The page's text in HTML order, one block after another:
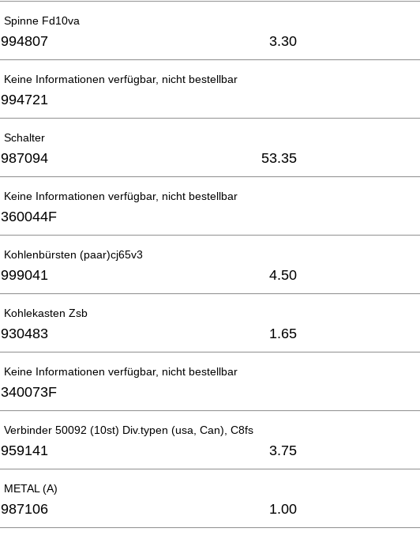
Spinne Fd10va
994807 3.30
Keine Informationen verfügbar, nicht bestellbar
994721
Schalter
987094 53.35
Keine Informationen verfügbar, nicht bestellbar
360044F
Kohlenbürsten (paar)cj65v3
999041 4.50
Kohlekasten Zsb
930483 1.65
Keine Informationen verfügbar, nicht bestellbar
340073F
Verbinder 50092 (10st) Div.typen (usa, Can), C8fs
959141 3.75
METAL (A)
987106 1.00